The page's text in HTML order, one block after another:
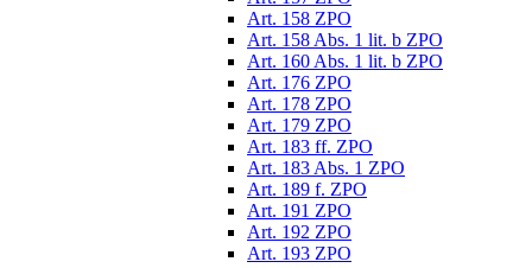
Art. 158 ZPO
Art. 158 Abs. 1 lit. b ZPO
Art. 160 Abs. 1 lit. b ZPO
Art. 176 ZPO
Art. 178 ZPO
Art. 179 ZPO
Art. 183 ff. ZPO
Art. 183 Abs. 1 ZPO
Art. 189 f. ZPO
Art. 191 ZPO
Art. 192 ZPO
Art. 193 ZPO